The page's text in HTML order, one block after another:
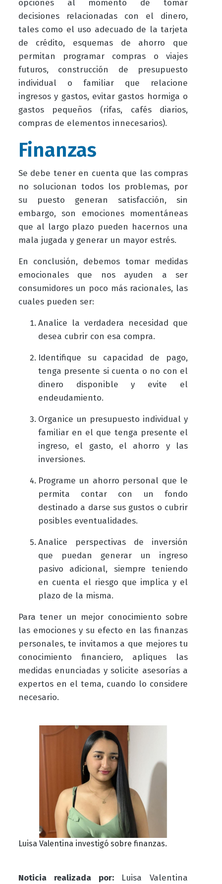
opciones al momento de tomar
decisiones relacionadas con el dinero,
tales como el uso adecuado de la tarjeta
de crédito, esquemas de ahorro que
permitan programar compras o viajes
futuros, construcción de presupuesto
individual o familiar que relacione
ingresos y gastos, evitar gastos hormiga o
gastos pequeños (rifas, cafés diarios,
compras de elementos innecesarios).
Finanzas
Se debe tener en cuenta que las compras
no solucionan todos los problemas, por
su puesto generan satisfacción, sin
embargo, son emociones momentáneas
que al largo plazo pueden hacernos una
mala jugada y generar un mayor estrés.
En conclusión, debemos tomar medidas
emocionales que nos ayuden a ser
consumidores un poco más racionales, las
cuales pueden ser:
Analice la verdadera necesidad que
desea cubrir con esa compra.
Identifique su capacidad de pago,
tenga presente si cuenta o no con el
dinero disponible y evite el
endeudamiento.
Organice un presupuesto individual y
familiar en el que tenga presente el
ingreso, el gasto, el ahorro y las
inversiones.
Programe un ahorro personal que le
permita contar con un fondo
destinado a darse sus gustos o cubrir
posibles eventualidades.
Analice perspectivas de inversión
que puedan generar un ingreso
pasivo adicional, siempre teniendo
en cuenta el riesgo que implica y el
plazo de la misma.
Para tener un mejor conocimiento sobre
las emociones y su efecto en las finanzas
personales, te invitamos a que mejores tu
conocimiento financiero, apliques las
medidas enunciadas y solicite asesorías a
expertos en el tema, cuando lo considere
necesario.
Luisa Valentina investigó sobre finanzas.
Noticia realizada por: Luisa Valentina